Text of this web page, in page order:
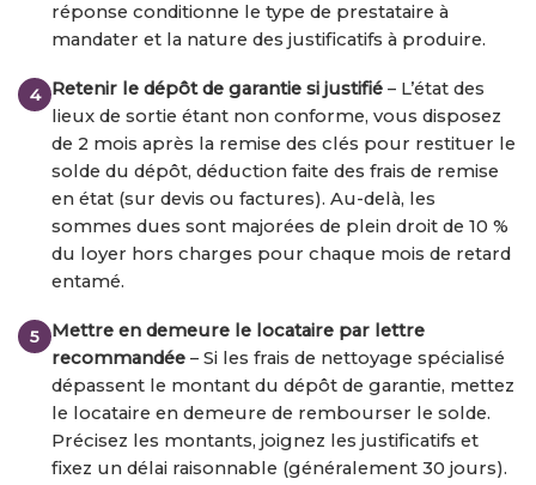
réponse conditionne le type de prestataire à
mandater et la nature des justificatifs à produire.
Retenir le dépôt de garantie si justifié – L’état des
lieux de sortie étant non conforme, vous disposez
de 2 mois après la remise des clés pour restituer le
solde du dépôt, déduction faite des frais de remise
en état (sur devis ou factures). Au-delà, les
sommes dues sont majorées de plein droit de 10 %
du loyer hors charges pour chaque mois de retard
entamé.
Mettre en demeure le locataire par lettre
recommandée – Si les frais de nettoyage spécialisé
dépassent le montant du dépôt de garantie, mettez
le locataire en demeure de rembourser le solde.
Précisez les montants, joignez les justificatifs et
fixez un délai raisonnable (généralement 30 jours).